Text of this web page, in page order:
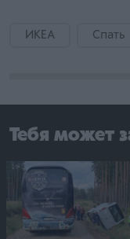
ИКЕА Спать
Тебя может